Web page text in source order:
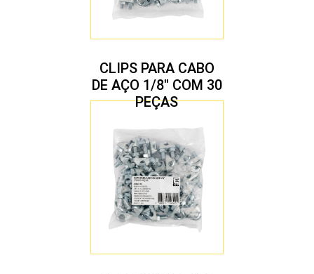
CLIPS PARA CABO
DE AÇO 1/8″ COM 30
PEÇAS